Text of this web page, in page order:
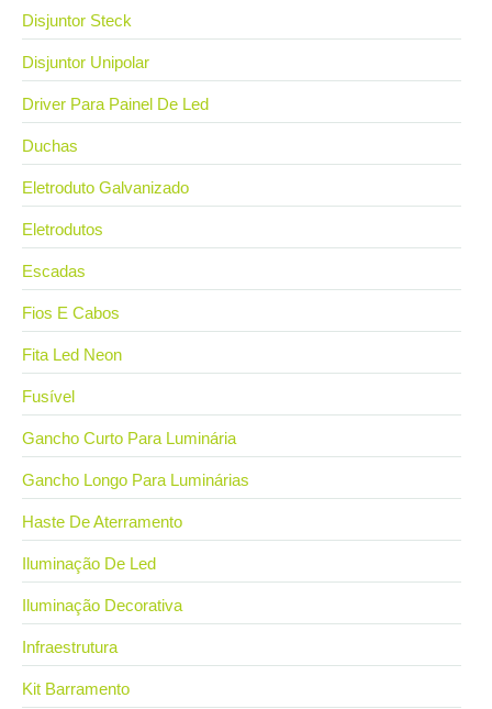
Disjuntor Steck
Disjuntor Unipolar
Driver Para Painel De Led
Duchas
Eletroduto Galvanizado
Eletrodutos
Escadas
Fios E Cabos
Fita Led Neon
Fusível
Gancho Curto Para Luminária
Gancho Longo Para Luminárias
Haste De Aterramento
Iluminação De Led
Iluminação Decorativa
Infraestrutura
Kit Barramento